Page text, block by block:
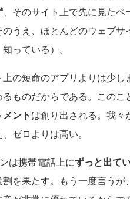
、そのサイト上で先に見たペ
うえ、ほとんどのウェブサ
っている）。
の短命のアプリよりは少
ものだからである。この
ントは創り出される。我々
ゼロよりは高い。
は携帯電話上にずっと出て
を果たす。もう一度言う